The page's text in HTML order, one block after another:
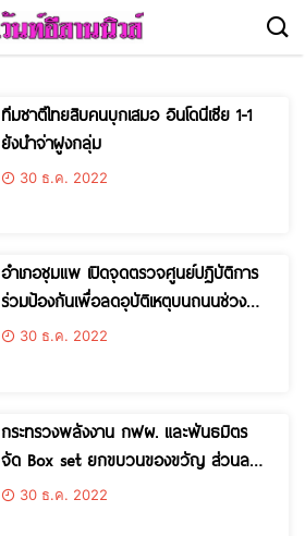
ทีมชาติไทยสิบคนบุกเสมอ อินโดนีเซีย 1-1
ยังนำจ่าฝูงกลุ่ม
30 ธ.ค. 2022
อำเภอชุมแพ เปิดจุดตรวจศูนย์ปฏิบัติการ
ร่วมป้องกันเพื่อลดอุบัติเหตุบนถนนช่วง
เทศกาลปีใหม่ ประจำปี 2566
30 ธ.ค. 2022
กระทรวงพลังงาน กฟผ. และพันธมิตร
จัด Box set ยกขบวนของขวัญ ส่วนลด
ที่พักเขื่อน ส่งมอบความสุขให้คนไทยรับปี
30 ธ.ค. 2022